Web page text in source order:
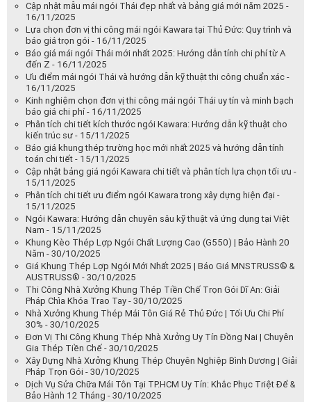
Cập nhật mẫu mái ngói Thái đẹp nhất và bảng giá mới năm 2025 -
16/11/2025
Lựa chọn đơn vị thi công mái ngói Kawara tại Thủ Đức: Quy trình và
báo giá trọn gói - 16/11/2025
Báo giá mái ngói Thái mới nhất 2025: Hướng dẫn tính chi phí từ A
đến Z - 16/11/2025
Ưu điểm mái ngói Thái và hướng dẫn kỹ thuật thi công chuẩn xác -
16/11/2025
Kinh nghiệm chọn đơn vị thi công mái ngói Thái uy tín và minh bạch
báo giá chi phí - 16/11/2025
Phân tích chi tiết kích thước ngói Kawara: Hướng dẫn kỹ thuật cho
kiến trúc sư - 15/11/2025
Báo giá khung thép trường học mới nhất 2025 và hướng dẫn tính
toán chi tiết - 15/11/2025
Cập nhật bảng giá ngói Kawara chi tiết và phân tích lựa chọn tối ưu -
15/11/2025
Phân tích chi tiết ưu điểm ngói Kawara trong xây dựng hiện đại -
15/11/2025
Ngói Kawara: Hướng dẫn chuyên sâu kỹ thuật và ứng dụng tại Việt
Nam - 15/11/2025
Khung Kèo Thép Lợp Ngói Chất Lượng Cao (G550) | Bảo Hành 20
Năm - 30/10/2025
Giá Khung Thép Lợp Ngói Mới Nhất 2025 | Báo Giá MNSTRUSS® &
AUSTRUSS® - 30/10/2025
Thi Công Nhà Xưởng Khung Thép Tiền Chế Trọn Gói Dĩ An: Giải
Pháp Chìa Khóa Trao Tay - 30/10/2025
Nhà Xưởng Khung Thép Mái Tôn Giá Rẻ Thủ Đức | Tối Ưu Chi Phí
30% - 30/10/2025
Đơn Vị Thi Công Khung Thép Nhà Xưởng Uy Tín Đồng Nai | Chuyên
Gia Thép Tiền Chế - 30/10/2025
Xây Dựng Nhà Xưởng Khung Thép Chuyên Nghiệp Bình Dương | Giải
Pháp Trọn Gói - 30/10/2025
Dịch Vụ Sửa Chữa Mái Tôn Tại TP.HCM Uy Tín: Khắc Phục Triệt Để &
Bảo Hành 12 Tháng - 30/10/2025